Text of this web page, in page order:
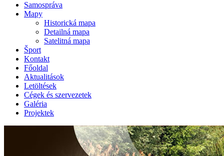
Samospráva
Mapy
Historická mapa
Detailná mapa
Satelitná mapa
Šport
Kontakt
Főoldal
Aktualitások
Letöltések
Cégek és szervezetek
Galéria
Projektek